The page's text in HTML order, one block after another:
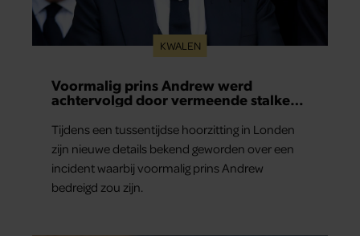
KWALEN
Voormalig prins Andrew werd
achtervolgd door vermeende stalker
met bivakmuts
Tijdens een tussentijdse hoorzitting in Londen
zijn nieuwe details bekend geworden over een
incident waarbij voormalig prins Andrew
bedreigd zou zijn.